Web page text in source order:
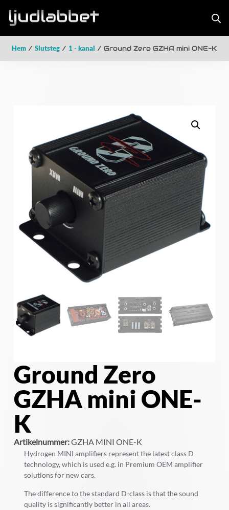
Hem / Slutsteg / 1 - kanal / Ground Zero GZHA mini ONE-K
Ground Zero
GZHA mini ONE-
K
Artikelnummer:GZHA MINI ONE-K
Hydrogen MINI amplifiers represent the latest class D
technology, which is used e.g. in Premium OEM amplifier
solutions for new cars.
The difference to the standard D-class is that the sound
quality is significantly better in all areas.